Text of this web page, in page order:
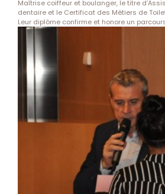
Maîtrise coiffeur et boulanger, le titre
dentaire et le Certificat des Métiers de
Leur diplôme confirme et honore un